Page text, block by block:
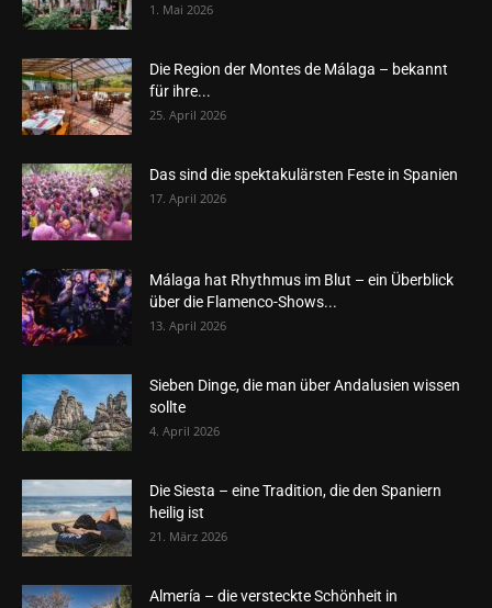
1. Mai 2026
Die Region der Montes de Málaga – bekannt
für ihre...
25. April 2026
Das sind die spektakulärsten Feste in Spanien
17. April 2026
Málaga hat Rhythmus im Blut – ein Überblick
über die Flamenco-Shows...
13. April 2026
Sieben Dinge, die man über Andalusien wissen
sollte
4. April 2026
Die Siesta – eine Tradition, die den Spaniern
heilig ist
21. März 2026
Almería – die versteckte Schönheit in